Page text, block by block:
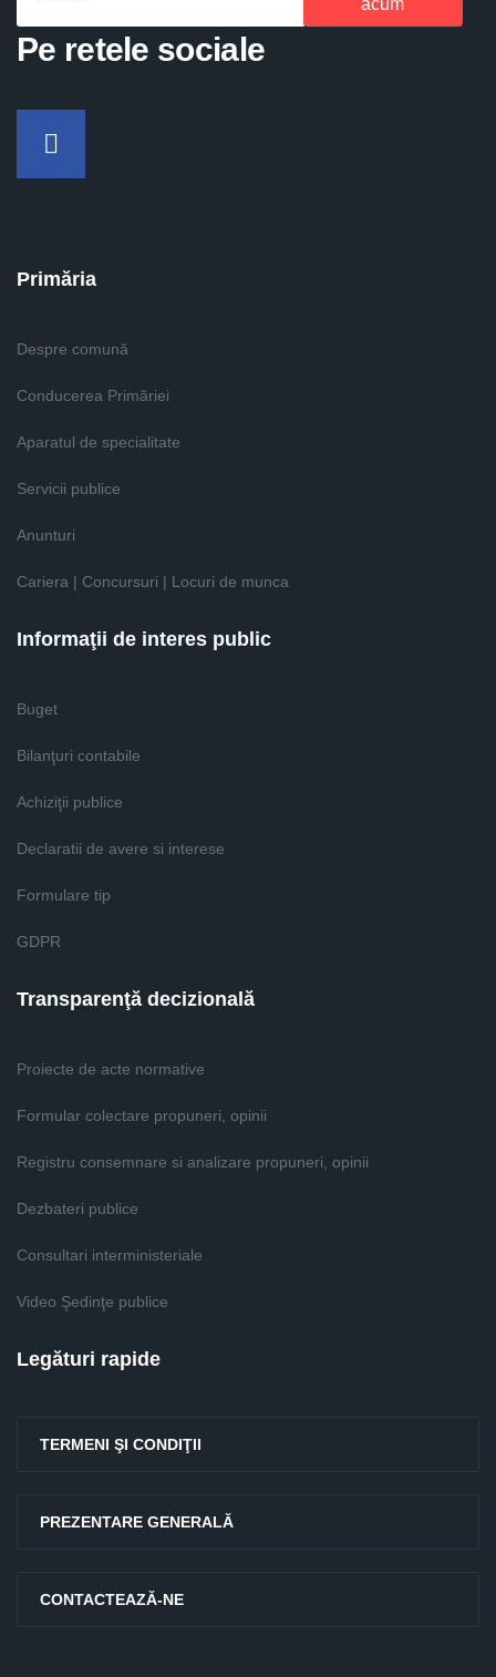
Pe retele sociale
Facebook
Primăria
Despre comună
Conducerea Primăriei
Aparatul de specialitate
Servicii publice
Anunturi
Cariera | Concursuri | Locuri de munca
Informaţii de interes public
Buget
Bilanţuri contabile
Achiziţii publice
Declaratii de avere si interese
Formulare tip
GDPR
Transparenţă decizională
Proiecte de acte normative
Formular colectare propuneri, opinii
Registru consemnare si analizare propuneri, opinii
Dezbateri publice
Consultari interministeriale
Video Şedinţe publice
Legături rapide
TERMENI ŞI CONDIŢII
PREZENTARE GENERALĂ
CONTACTEAZĂ-NE